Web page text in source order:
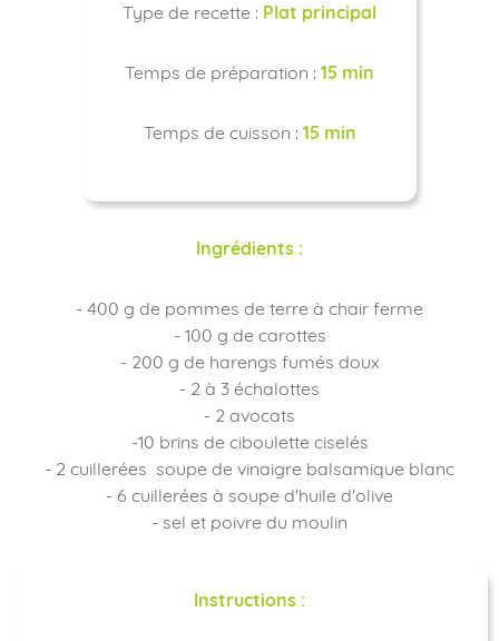
Type de recette : Plat principal
Temps de préparation : 15 min
Temps de cuisson : 15 min
Ingrédients :
- 400 g de pommes de terre à chair ferme
- 100 g de carottes
- 200 g de harengs fumés doux
- 2 à 3 échalottes
- 2 avocats
-10 brins de ciboulette ciselés
- 2 cuillerées soupe de vinaigre balsamique blanc
- 6 cuillerées à soupe d'huile d'olive
- sel et poivre du moulin
Instructions :